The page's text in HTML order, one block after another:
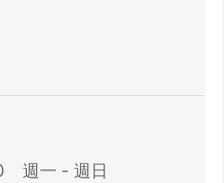
週一 - 週日